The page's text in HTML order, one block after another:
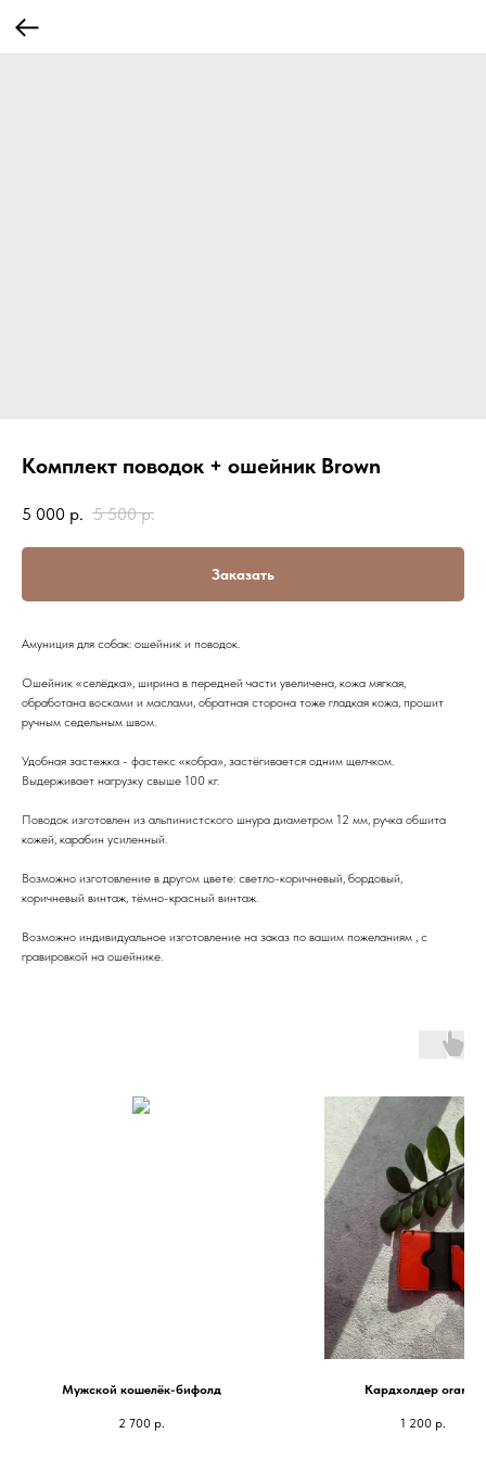
Комплект поводок + ошейник Brown
5 000 р. 5 500 р.
Заказать
Амуниция для собак: ошейник и поводок.
Ошейник «селёдка», ширина в передней части увеличена, кожа мягкая,
обработана восками и маслами, обратная сторона тоже гладкая кожа, прошит
ручным седельным швом.
Удобная застежка - фастекс «кобра», застёгивается одним щелчком.
Выдерживает нагрузку свыше 100 кг.
Поводок изготовлен из альпинистского шнура диаметром 12 мм, ручка обшита
кожей, карабин усиленный.
Возможно изготовление в другом цвете: светло-коричневый, бордовый,
коричневый винтаж, тёмно-красный винтаж.
Возможно индивидуальное изготовление на заказ по вашим пожеланиям , с
гравировкой на ошейнике.
Мужской кошелёк-бифолд
2 700 р.
Кардхолдер orange
1 200 р.